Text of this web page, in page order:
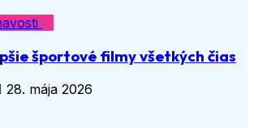
športové filmy všetkých čias
28. mája 2026